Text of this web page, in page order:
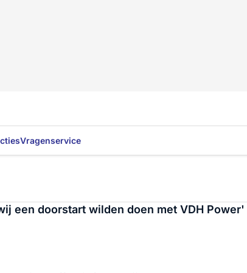
Vragenservice
een doorstart wilden doen met VDH Power'